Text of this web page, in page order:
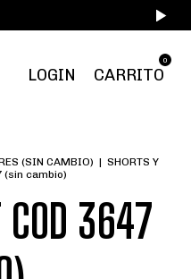
LOGIN CARRITO
0
(SIN CAMBIO) | SHORTS Y
(sin cambio)
COD 3647